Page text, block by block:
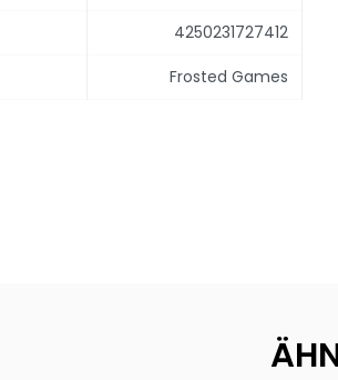
4250231727412
Frosted Games